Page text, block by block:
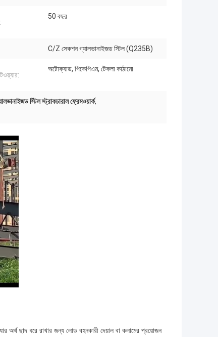
50 বছর
C/Z সেকশন গ্যালভানাইজড স্টিল (Q235B)
অটোক্যাড, পিকেপিএম, টেকলা কাঠামো
স্টিল স্ট্রাকচারাল ফ্রেমওয়ার্ক,
অর্থ ছাদ ধরে রাখার জন্য লোড বহনকারী দেয়াল বা কলামের প্রয়োজন